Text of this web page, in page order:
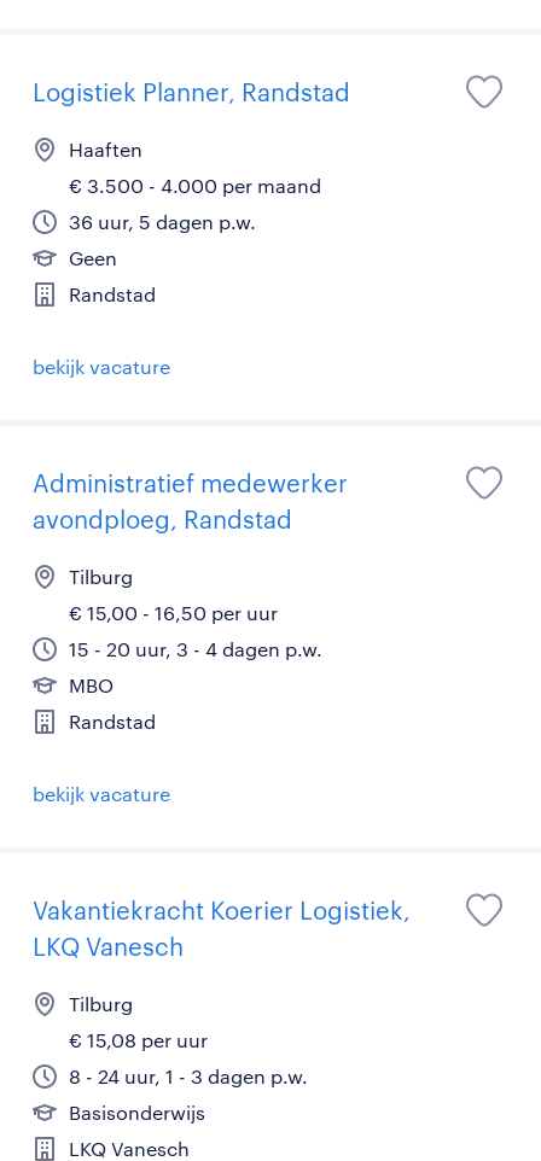
Logistiek Planner, Randstad
Haaften
€ 3.500 - 4.000 per maand
36 uur, 5 dagen p.w.
Geen
Randstad
bekijk vacature
Administratief medewerker
avondploeg, Randstad
Tilburg
€ 15,00 - 16,50 per uur
15 - 20 uur, 3 - 4 dagen p.w.
MBO
Randstad
bekijk vacature
Vakantiekracht Koerier Logistiek,
LKQ Vanesch
Tilburg
€ 15,08 per uur
8 - 24 uur, 1 - 3 dagen p.w.
Basisonderwijs
LKQ Vanesch